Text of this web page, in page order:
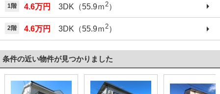
1階 4.6万円 3DK（55.9ｍ2）
2階 4.6万円 3DK（55.9ｍ2）
条件の近い物件が見つかりました